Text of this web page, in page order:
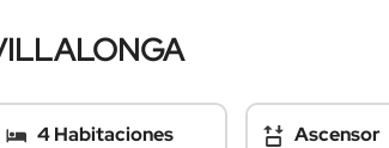
4 Habitaciones Ascensor